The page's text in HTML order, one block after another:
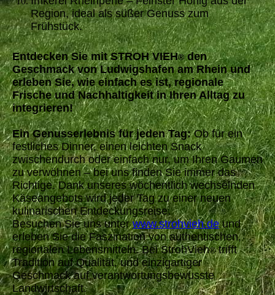
Region, ideal als süßer Genuss zum
Frühstück.
Entdecken Sie mit STROH VIEH®den
Geschmack von Ludwigshafen am Rhein und
erleben Sie, wie einfach es ist, regionale
Frische und Nachhaltigkeit in Ihren Alltag zu
integrieren!
Ein Genusserlebnis für jeden Tag:Ob für ein
festliches Dinner, einen leichten Snack
zwischendurch oder einfach nur, um Ihren Gaumen
zu verwöhnen – bei uns finden Sie immer das
Richtige. Dank unseres wöchentlich wechselnden
Käseangebots wird jeder Tag zu einer neuen
kulinarischen Entdeckungsreise.
Besuchen Sie uns unterwww.strohvieh.deund
erleben Sie die Faszination von authentischen,
regionalen Lebensmitteln. Bei StrohVieh®trifft
Tradition auf Qualität, und einzigartiger
Geschmack auf verantwortungsbewusste
Landwirtschaft.